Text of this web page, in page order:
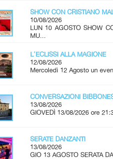
SHOW CON CRISTIANO
10/08/2026
LUN 10 AGOSTO SHOW
MU...
L'ECLISSI ALLA MAGIONE
12/08/2026
Mercoledì 12 Agosto un
CONVERSAZIONI
13/08/2026
GIOVEDÌ 13/08/2026 ore
SERATE DANZANTI
13/08/2026
GIO 13 AGOSTO SERATA